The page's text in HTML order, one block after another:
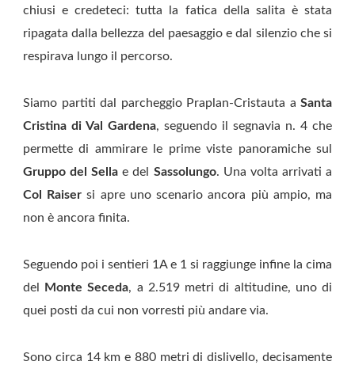
chiusi e credeteci: tutta la fatica della salita è stata
ripagata dalla bellezza del paesaggio e dal silenzio che si
respirava lungo il percorso.
Siamo partiti dal parcheggio Praplan-Cristauta a Santa
Cristina di Val Gardena, seguendo il segnavia n. 4 che
permette di ammirare le prime viste panoramiche sul
Gruppo del Sella e del Sassolungo. Una volta arrivati a
Col Raiser si apre uno scenario ancora più ampio, ma
non è ancora finita.
Seguendo poi i sentieri 1A e 1 si raggiunge infine la cima
del
Monte Seceda, a 2.519 metri di altitudine, uno di
quei posti da cui non vorresti più andare via.
Sono circa 14 km e 880 metri di dislivello, decisamente